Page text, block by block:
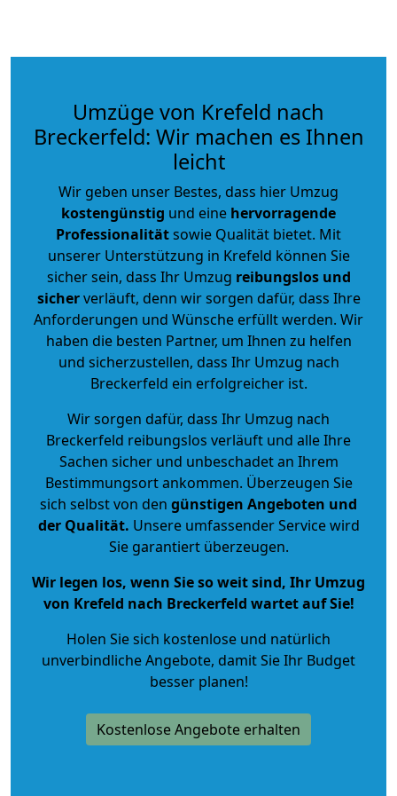
Umzüge von Krefeld nach
Breckerfeld: Wir machen es Ihnen
leicht
Wir geben unser Bestes, dass hier Umzug
kostengünstig und eine hervorragende
Professionalitätsowie Qualität bietet. Mit
unserer Unterstützung in Krefeld können Sie
sicher sein, dass Ihr Umzug reibungslos und
sicherverläuft, denn wir sorgen dafür, dass Ihre
Anforderungen und Wünsche erfüllt werden. Wir
haben die besten Partner, um Ihnen zu helfen
und sicherzustellen, dass Ihr Umzug nach
Breckerfeld ein erfolgreicher ist.
Wir sorgen dafür, dass Ihr Umzug nach
Breckerfeld reibungslos verläuft und alle Ihre
Sachen sicher und unbeschadet an Ihrem
Bestimmungsort ankommen. Überzeugen Sie
sich selbst von den günstigen Angeboten und
der Qualität. Unsere umfassender Service wird
Sie garantiert überzeugen.
Wir legen los, wenn Sie so weit sind, Ihr Umzug
von Krefeld nach Breckerfeld wartet auf Sie!
Holen Sie sich kostenlose und natürlich
unverbindliche Angebote, damit Sie Ihr Budget
besser planen!
Kostenlose Angebote erhalten